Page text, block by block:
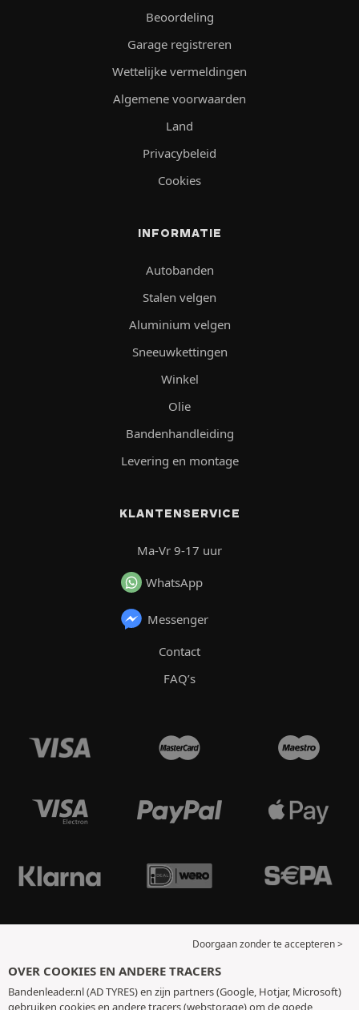
Beoordeling
Garage registreren
Wettelijke vermeldingen
Algemene voorwaarden
Land
Privacybeleid
Cookies
INFORMATIE
Autobanden
Stalen velgen
Aluminium velgen
Sneeuwkettingen
Winkel
Olie
Bandenhandleiding
Levering en montage
KLANTENSERVICE
Ma-Vr 9-17 uur
WhatsApp
Messenger
Contact
FAQ’s
Doorgaan zonder te accepteren >
OVER COOKIES EN ANDERE TRACERS
Bandenleader.nl (AD TYRES) en zijn partners (Google, Hotjar, Microsoft)
gebruiken cookies en andere tracers (webstorage) om de goede